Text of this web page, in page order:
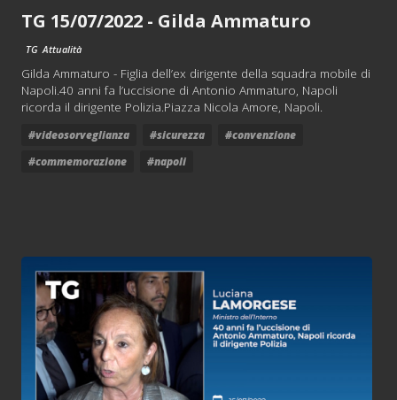
TG 15/07/2022 - Gilda Ammaturo
TG Attualità
Gilda Ammaturo - Figlia dell’ex dirigente della squadra mobile di
Napoli.40 anni fa l’uccisione di Antonio Ammaturo, Napoli
ricorda il dirigente Polizia.Piazza Nicola Amore, Napoli.
#videosorveglianza #sicurezza
#convenzione
#commemorazione
#napoli